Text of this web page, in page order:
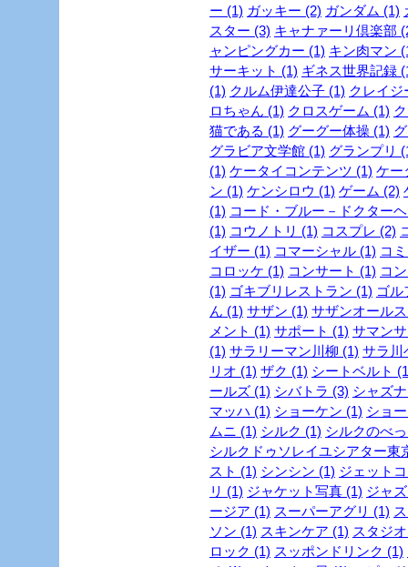
ー (1) ガッキー (2) ガンダム (1)
スター (3) キャナァーリ倶楽部
ャンピングカー (1) キン肉マン
サーキット (1) ギネス世界記録
(1) クルム伊達公子 (1) クレイジ
ロちゃん (1) クロスゲーム (1)
猫である (1) グーグー体操 (1)
グラビア文学館 (1) グランプリ
(1) ケータイコンテンツ (1) ケー
ン (1) ケンシロウ (1) ゲーム (2)
(1) コード・ブルー－ドクター
(1) コウノトリ (1) コスプレ (2)
イザー (1) コマーシャル (1) コ
コロッケ (1) コンサート (1) コ
(1) ゴキブリレストラン (1) ゴル
ん (1) サザン (1) サザンオール
メント (1) サポート (1) サマン
(1) サラリーマン川柳 (1) サラ川
リオ (1) ザク (1) シートベルト
ールズ (1) シバトラ (3) シャズ
マッハ (1) ショーケン (1) ショ
ムニ (1) シルク (1) シルクのべ
シルクドゥソレイユシアター東
スト (1) シンシン (1) ジェット
リ (1) ジャケット写真 (1) ジャ
ージア (1) スーパーアグリ (1)
ソン (1) スキンケア (1) スタジ
ロック (1) スッポンドリンク (1)